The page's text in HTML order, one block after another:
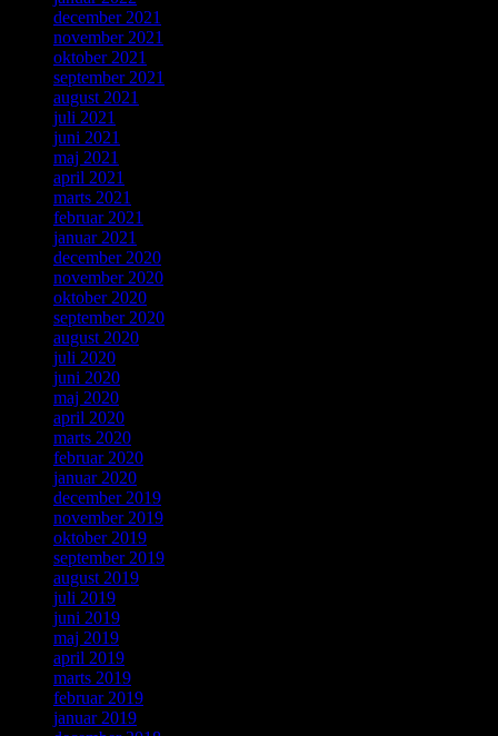
december 2021
november 2021
oktober 2021
september 2021
august 2021
juli 2021
juni 2021
maj 2021
april 2021
marts 2021
februar 2021
januar 2021
december 2020
november 2020
oktober 2020
september 2020
august 2020
juli 2020
juni 2020
maj 2020
april 2020
marts 2020
februar 2020
januar 2020
december 2019
november 2019
oktober 2019
september 2019
august 2019
juli 2019
juni 2019
maj 2019
april 2019
marts 2019
februar 2019
januar 2019